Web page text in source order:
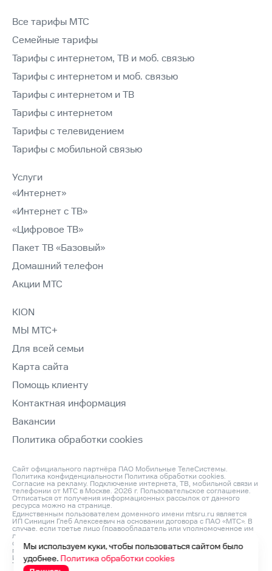
Все тарифы МТС
Семейные тарифы
Тарифы с интернетом, ТВ и моб. связью
Тарифы с интернетом и моб. связью
Тарифы с интернетом и ТВ
Тарифы с интернетом
Тарифы с телевидением
Тарифы с мобильной связью
Услуги
«Интернет»
«Интернет с ТВ»
«Цифровое ТВ»
Пакет ТВ «Базовый»
Домашний телефон
Акции МТС
KION
МЫ МТС+
Для всей семьи
Карта сайта
Помощь клиенту
Контактная информация
Вакансии
Политика обработки cookies
Сайт официального партнёра ПАО Мобильные ТелеСистемы.
Политика конфиденциальности Политика обработки cookies.
Согласие на рекламу. Подключение интернета, ТВ, мобильной связи и
телефонии от МТС в Москве. 2026 г. Пользовательское соглашение.
Отписаться от получения информационных рассылок от данного
ресурса можно на странице.
Единственным пользователем доменного имени mtsru.ru является
ИП Синицин Глеб Алексеевич на основании договора с ПАО «МТС». В
случае, если третье лицо (правообладатель или уполномоченное им
лицо) считает, что его права на объект интеллектуальной
собственности нарушаются, он может направить претензию
по адресу: ИП Синицин Глеб Алексеевич, ОГРНИП: 312760420200042,
ИНН: 760411045260, Юр. Адрес 150046, Россия, Ярославль г,
Титова ул, д. 14 корп 3, оф.кв. 54 и по e‑mail:
Мы используем куки, чтобы пользоваться сайтом было
удобнее. Политика обработки cookies